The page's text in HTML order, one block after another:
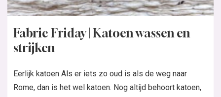
Fabric Friday | Katoen wassen en
strijken
Eerlijk katoen Als er iets zo oud is als de weg naar
Rome, dan is het wel katoen. Nog altijd behoort katoen,